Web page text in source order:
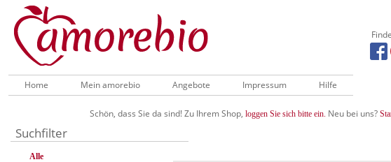
Home Mein amorebio Angebote Impressum Hilfe
Schön, dass Sie da sind! Zu Ihrem Shop, loggen Sie sich bitte ein. Neu bei uns?
Suchfilter
Alle